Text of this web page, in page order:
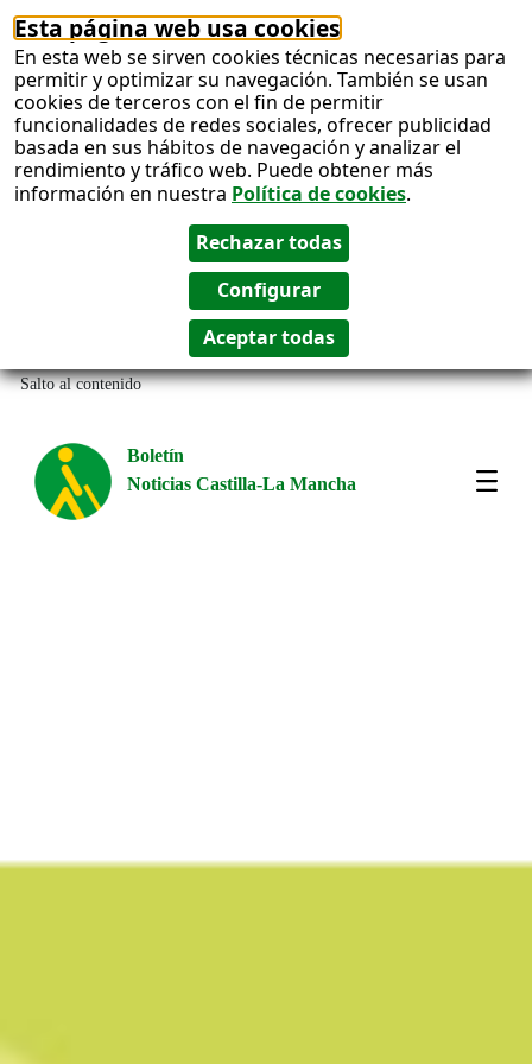
Esta página web usa cookies
En esta web se sirven cookies técnicas necesarias para
permitir y optimizar su navegación. También se usan
cookies de terceros con el fin de permitir
funcionalidades de redes sociales, ofrecer publicidad
basada en sus hábitos de navegación y analizar el
rendimiento y tráfico web. Puede obtener más
información en nuestra Política de cookies.
Salto al contenido
Boletín
Noticias Castilla-La Mancha